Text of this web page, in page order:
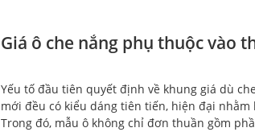
Giá ô che nắng phụ thuộc vào
Yếu tố đầu tiên quyết định về khung giá dù
mới đều có kiểu dáng tiên tiến, hiện đại
Trong đó, mẫu ô không chỉ đơn thuần gồm